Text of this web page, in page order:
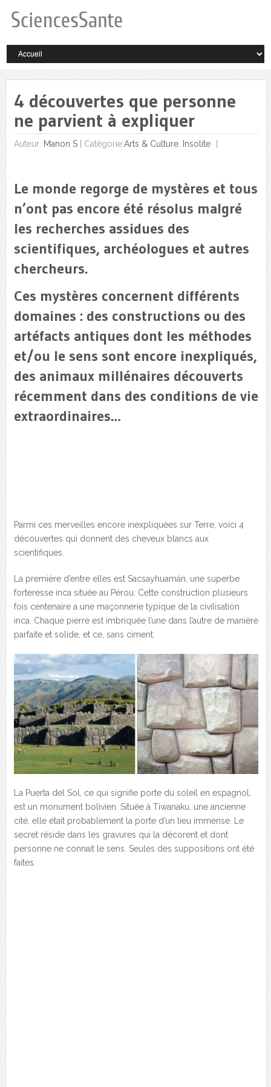
4 découvertes que personne
ne parvient à expliquer
Auteur: Manon S| Catégorie:Arts & Culture, Insolite
Le monde regorge de mystères et tous
n’ont pas encore été résolus malgré
les recherches assidues des
scientifiques, archéologues et autres
chercheurs.
Ces mystères concernent différents
domaines : des constructions ou des
artéfacts antiques dont les méthodes
et/ou le sens sont encore inexpliqués,
des animaux millénaires découverts
récemment dans des conditions de vie
extraordinaires…
Parmi ces merveilles encore inexpliquées sur Terre, voici 4
découvertes qui donnent des cheveux blancs aux
scientifiques.
La première d’entre elles est Sacsayhuamán, une superbe
forteresse inca située au Pérou. Cette construction plusieurs
fois centenaire a une maçonnerie typique de la civilisation
inca. Chaque pierre est imbriquée l’une dans l’autre de manière
parfaite et solide, et ce, sans ciment.
La Puerta del Sol, ce qui signifie porte du soleil en espagnol,
est un monument bolivien. Située à Tiwanaku, une ancienne
cité, elle était probablement la porte d’un lieu immense. Le
secret réside dans les gravures qui la décorent et dont
personne ne connait le sens. Seules des suppositions ont été
faites.